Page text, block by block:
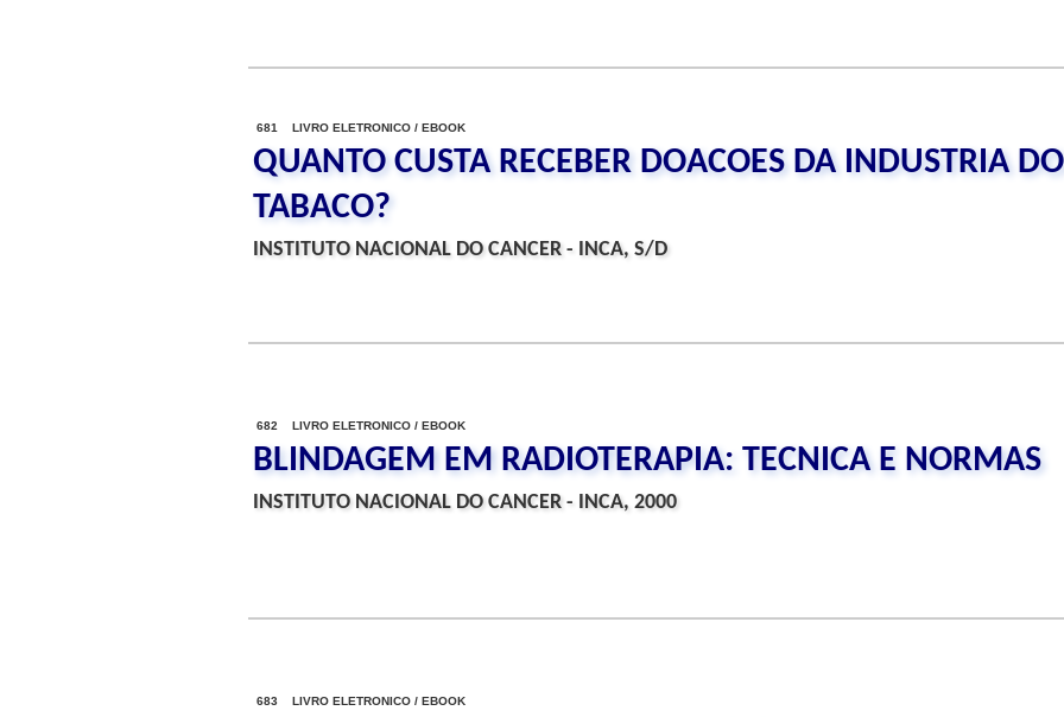
681 LIVRO ELETRONICO / EBOOK
QUANTO CUSTA RECEBER DOACOES DA INDUSTRIA DO
TABACO?
INSTITUTO NACIONAL DO CANCER - INCA, S/D
682 LIVRO ELETRONICO / EBOOK
BLINDAGEM EM RADIOTERAPIA: TECNICA E NORMAS
INSTITUTO NACIONAL DO CANCER - INCA, 2000
683 LIVRO ELETRONICO / EBOOK